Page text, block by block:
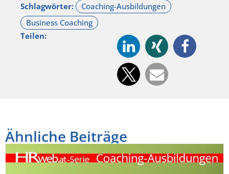
Schlagwörter:
Teilen:
Ähnliche Beiträge